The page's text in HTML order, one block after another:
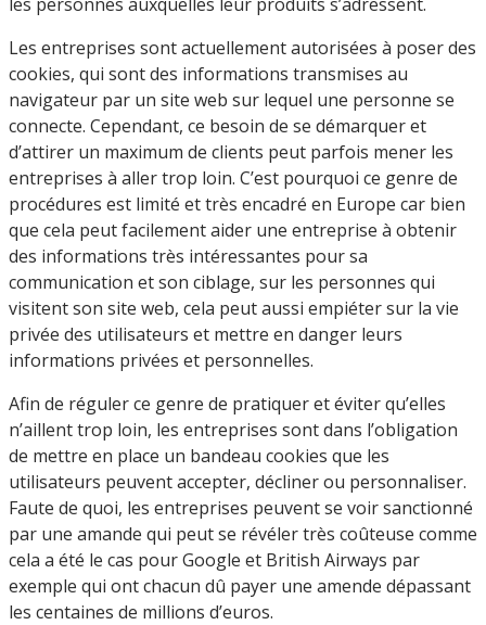
Les entreprises sont actuellement autorisées à poser des
cookies, qui sont des informations transmises au
navigateur par un site web sur lequel une personne se
connecte. Cependant, ce besoin de se démarquer et
d’attirer un maximum de clients peut parfois mener les
entreprises à aller trop loin. C’est pourquoi ce genre de
procédures est limité et très encadré en Europe car bien
que cela peut facilement aider une entreprise à obtenir
des informations très intéressantes pour sa
communication et son ciblage, sur les personnes qui
visitent son site web, cela peut aussi empiéter sur la vie
privée des utilisateurs et mettre en danger leurs
informations privées et personnelles.
Afin de réguler ce genre de pratiquer et éviter qu’elles
n’aillent trop loin, les entreprises sont dans l’obligation
de mettre en place un bandeau cookies que les
utilisateurs peuvent accepter, décliner ou personnaliser.
Faute de quoi, les entreprises peuvent se voir sanctionné
par une amande qui peut se révéler très coûteuse comme
cela a été le cas pour Google et British Airways par
exemple qui ont chacun dû payer une amende dépassant
les centaines de millions d’euros.